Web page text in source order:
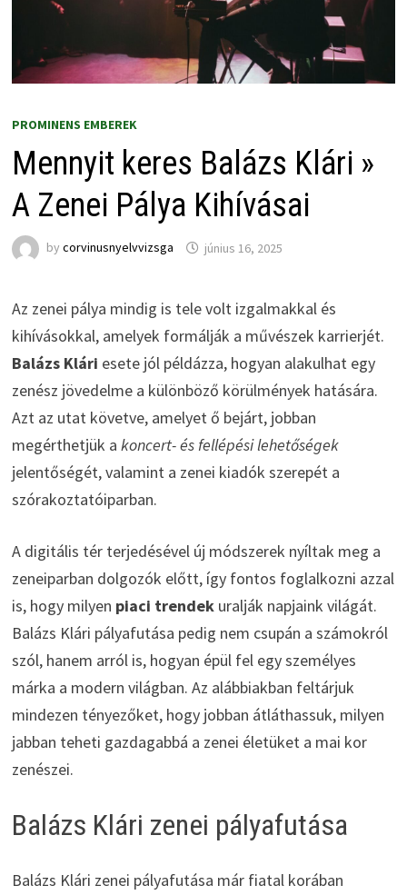
PROMINENS EMBEREK
Mennyit keres Balázs Klári »
A Zenei Pálya Kihívásai
by corvinusnyelvvizsga június 16, 2025
Az zenei pálya mindig is tele volt izgalmakkal és
kihívásokkal, amelyek formálják a művészek karrierjét.
Balázs Klári esete jól példázza, hogyan alakulhat egy
zenész jövedelme a különböző körülmények hatására.
Azt az utat követve, amelyet ő bejárt, jobban
megérthetjük a koncert- és fellépési lehetőségek
jelentőségét, valamint a zenei kiadók szerepét a
szórakoztatóiparban.
A digitális tér terjedésével új módszerek nyíltak meg a
zeneiparban dolgozók előtt, így fontos foglalkozni azzal
is, hogy milyen piaci trendekuralják napjaink világát.
Balázs Klári pályafutása pedig nem csupán a számokról
szól, hanem arról is, hogyan épül fel egy személyes
márka a modern világban. Az alábbiakban feltárjuk
mindezen tényezőket, hogy jobban átláthassuk, milyen
jabban teheti gazdagabbá a zenei életüket a mai kor
zenészei.
Balázs Klári zenei pályafutása
Balázs Klári zenei pályafutása már fiatal korában